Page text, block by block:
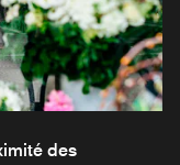
des